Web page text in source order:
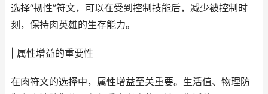
选择“韧性”符文，可以在受到控制技能后，减少被控制时
刻，保持肉英雄的生存能力。
| 属性增益的重要性
在肉符文的选择中，属性增益至关重要。生活值、物理防